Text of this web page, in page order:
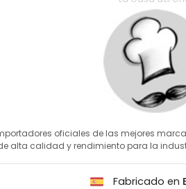
oficiales de las mejores
alta calidad y rendimiento para la
Fabricado en